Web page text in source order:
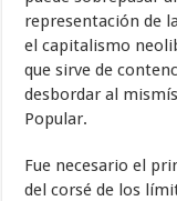
representación de
el capitalismo
que sirve de
desbordar al
Popular.
Fue necesario el
del corsé de los